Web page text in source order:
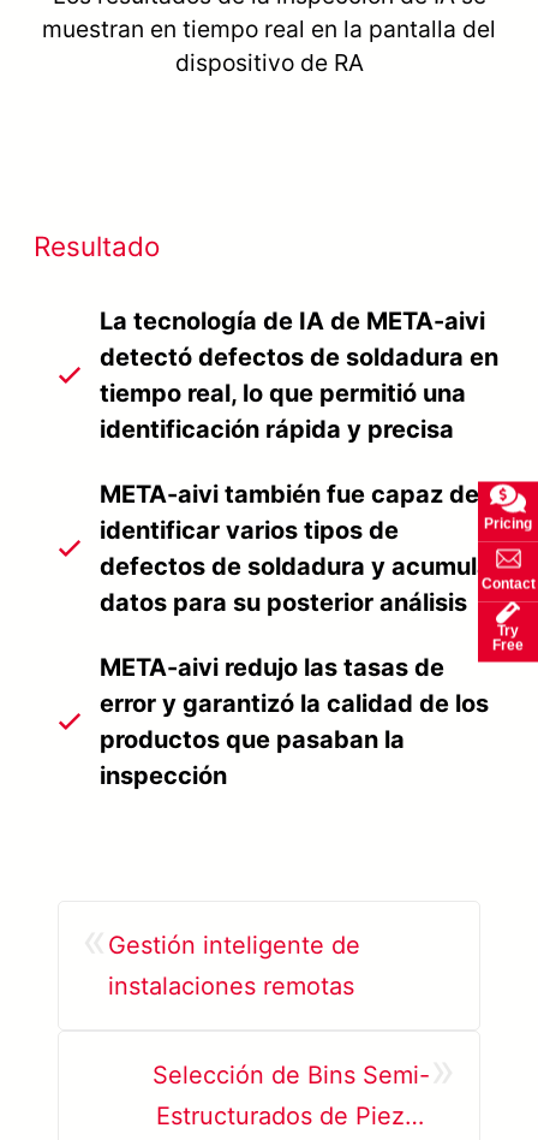
muestran en tiempo real en la pantalla del
dispositivo de RA
Resultado
La tecnología de IA de META-aivi
detectó defectos de soldadura en
tiempo real, lo que permitió una
identificación rápida y precisa
META-aivi también fue capaz de
identificar varios tipos de
defectos de soldadura y acumular
datos para su posterior análisis
META-aivi redujo las tasas de
error y garantizó la calidad de los
productos que pasaban la
inspección
Gestión inteligente de
instalaciones remotas
Selección de Bins Semi-
Estructurados de Piezas
Pricing
Contact
Try
Free